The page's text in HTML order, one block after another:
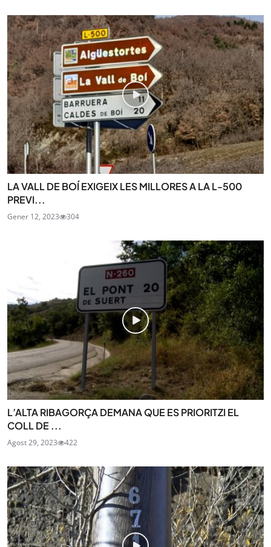
LA VALL DE BOÍ EXIGEIX LES MILLORES A LA L-500
PREVI...
Gener 12, 2023 304
L’ALTA RIBAGORÇA DEMANA QUE ES PRIORITZI EL
COLL DE ...
Agost 29, 2023 422